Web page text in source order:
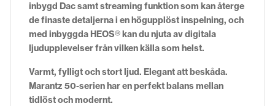
inbygd Dac samt streaming funktion som kanåterge
de finaste detaljerna i en högupplöst inspelning, och
med inbyggda HEOS® kan du njuta av digitala
ljudupplevelser från vilken källa som helst.
Varmt, fylligt och stort ljud. Elegant att beskåda.
Marantz 50-serien har en perfekt balans mellan
tidlöst och modernt.